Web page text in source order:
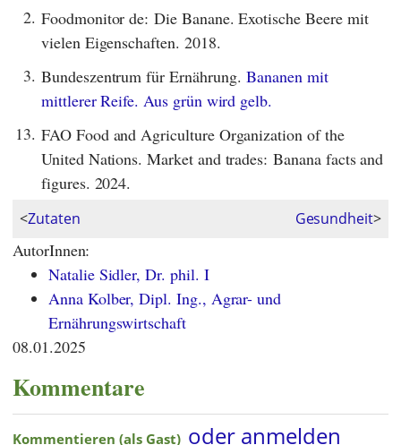
2. Foodmonitor de: Die Banane. Exotische Beere mit
vielen Eigenschaften. 2018.
3. Bundeszentrum für Ernährung.Bananen mit
mittlerer Reife. Aus grün wird gelb.
13. FAO Food and Agriculture Organization of the
United Nations. Market and trades: Banana facts and
figures. 2024.
<Zutaten Gesundheit>
AutorInnen:
Natalie Sidler, Dr. phil. I
Anna Kolber, Dipl. Ing., Agrar- und
Ernährungswirtschaft
08.01.2025
Kommentare